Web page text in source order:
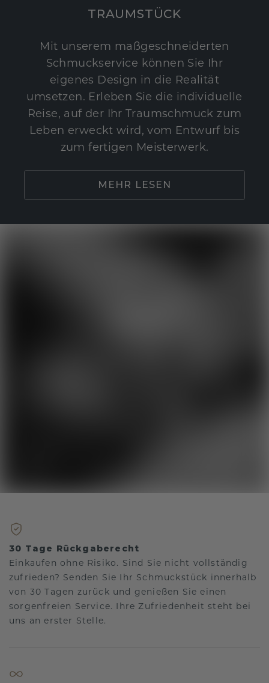
TRAUMSTÜCK
Mit unserem maßgeschneiderten
Schmuckservice können Sie Ihr
eigenes Design in die Realität
umsetzen. Erleben Sie die individuelle
Reise, auf der Ihr Traumschmuck zum
Leben erweckt wird, vom Entwurf bis
zum fertigen Meisterwerk.
MEHR LESEN
30 Tage Rückgaberecht
Einkaufen ohne Risiko. Sind Sie nicht vollständig
zufrieden? Senden Sie Ihr Schmuckstück innerhalb
von 30 Tagen zurück und genießen Sie einen
sorgenfreien Service. Ihre Zufriedenheit steht bei
uns an erster Stelle.